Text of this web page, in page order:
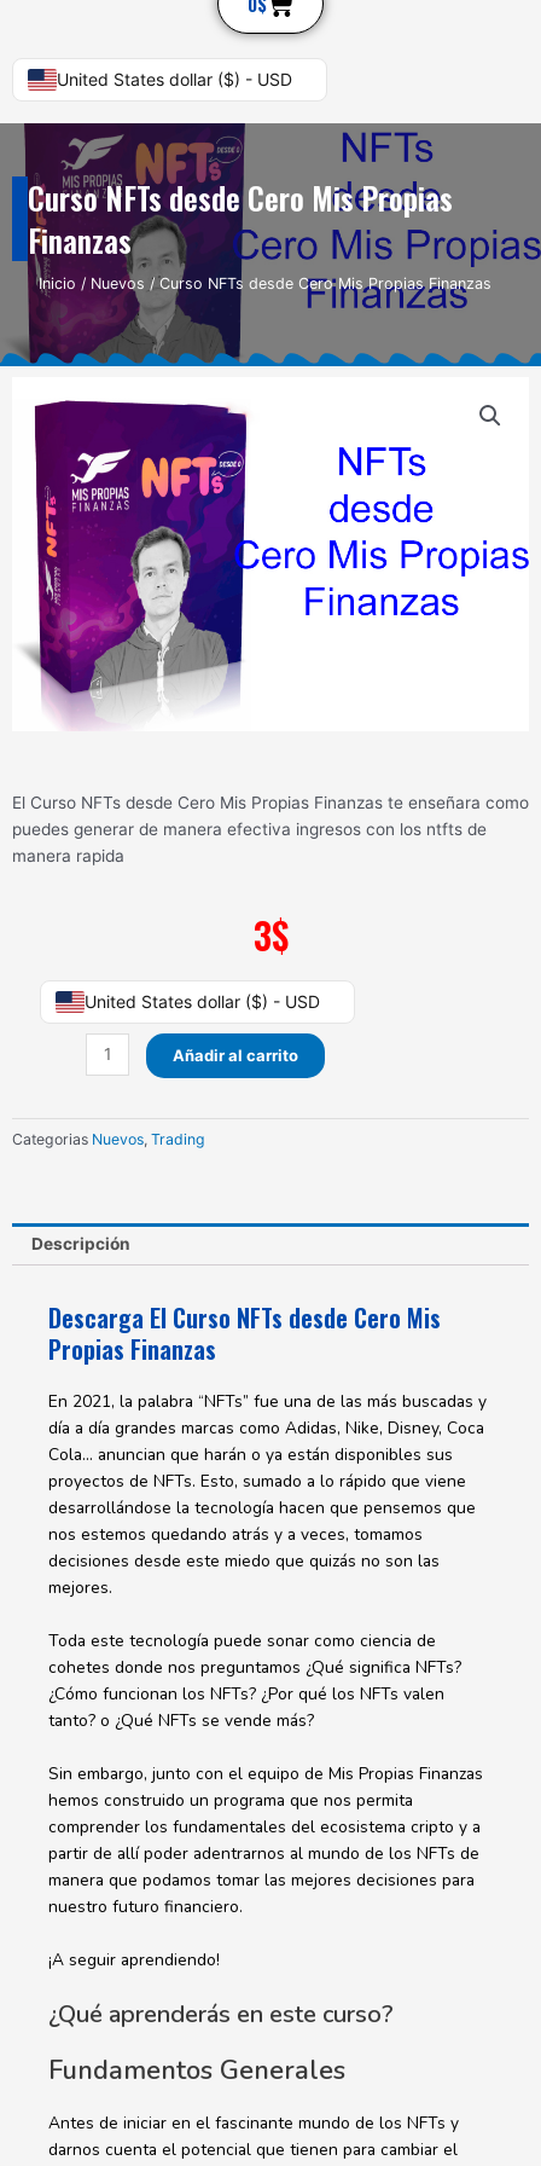
United States dollar ($) - USD
Curso NFTs desde Cero Mis Propias
Finanzas
Inicio / Nuevos / Curso NFTs desde Cero Mis Propias Finanzas
El Curso NFTs desde Cero Mis Propias Finanzas te enseñara como
puedes generar de manera efectiva ingresos con los ntfts de
manera rapida
3$
United States dollar ($) - USD
Curso
NFTs
Propias
Finanzas
Añadir al carrito
Categorias Nuevos, Trading
Descripción
Descarga El Curso NFTs desde Cero Mis
Propias Finanzas
En 2021, la palabra “NFTs” fue una de las más buscadas y
día a día grandes marcas como Adidas, Nike, Disney, Coca
Cola… anuncian que harán o ya están disponibles sus
proyectos de NFTs. Esto, sumado a lo rápido que viene
desarrollándose la tecnología hacen que pensemos que
nos estemos quedando atrás y a veces, tomamos
decisiones desde este miedo que quizás no son las
mejores.
Toda este tecnología puede sonar como ciencia de
cohetes donde nos preguntamos ¿Qué significa NFTs?
¿Cómo funcionan los NFTs? ¿Por qué los NFTs valen
tanto? o ¿Qué NFTs se vende más?
Sin embargo, junto con el equipo de Mis Propias Finanzas
hemos construido un programa que nos permita
comprender los fundamentales del ecosistema cripto y a
partir de allí poder adentrarnos al mundo de los NFTs de
manera que podamos tomar las mejores decisiones para
nuestro futuro financiero.
¡A seguir aprendiendo!
¿Qué aprenderás en este curso?
Fundamentos Generales
Antes de iniciar en el fascinante mundo de los NFTs y
darnos cuenta el potencial que tienen para cambiar el